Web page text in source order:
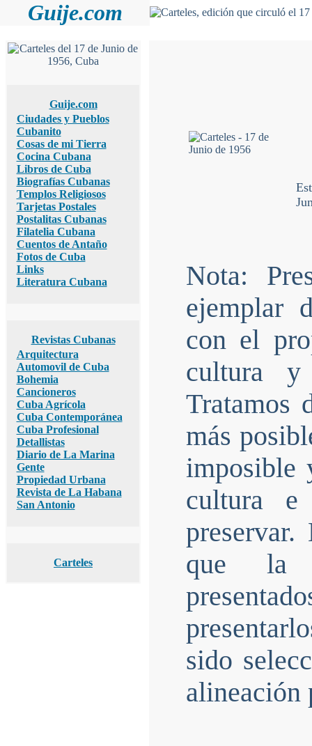
Guije.com
Guije.com
Ciudades y Pueblos
Cubanito
Cosas de mi Tierra
Cocina Cubana
Libros de Cuba
Biografías Cubanas
Templos Religiosos
Tarjetas Postales
Postalitas Cubanas
Filatelia Cubana
Cuentos de Antaño
Fotos de Cuba
Links
Literatura Cubana
Revistas Cubanas
Arquitectura
Automovil de Cuba
Bohemia
Cancioneros
Cuba Agrícola
Cuba Contemporánea
Cuba Profesional
Detallistas
Diario de La Marina
Gente
Propiedad Urbana
Revista de La Habana
San Antonio
Carteles
Nota:
ejemplar
con el
cultura y
Tratamos
más
imposible
cultura e
que la
sido